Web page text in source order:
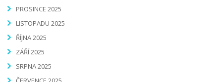
PROSINCE 2025
LISTOPADU 2025
ŘÍJNA 2025
ZÁŘÍ 2025
SRPNA 2025